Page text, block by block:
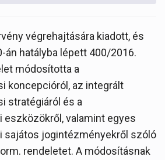
végrehajtására kiadott, és
án hatályba lépett 400/2016.
módosította a
koncepcióról, az integrált
stratégiáról és a
valamint egyes
sajátos jogintézményekről szóló
rendeletet. A módosításnak